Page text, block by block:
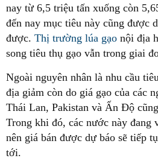
nay từ 6,5 triệu tấn xuống còn
đến nay mục tiêu này cũng được
được. Thị trường lúa gạo nội địa
song tiêu thụ gạo vẫn trong giai
Ngoài nguyên nhân là nhu cầu
địa giảm còn do giá gạo của các
Thái Lan, Pakistan và Ấn Độ
Trong khi đó, các nước này đang
nên giá bán được dự báo sẽ tiếp
tới.